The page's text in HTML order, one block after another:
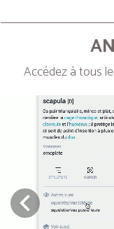
Accédez à tous